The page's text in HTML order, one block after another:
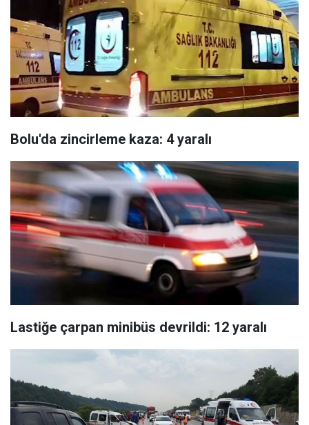
Bolu'da zincirleme kaza: 4 yaralı
Lastiğe çarpan minibüs devrildi: 12 yaralı